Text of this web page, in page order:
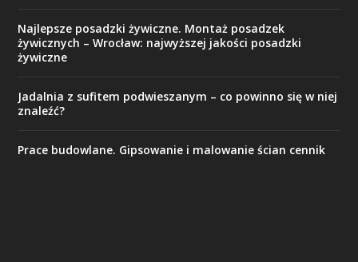
Najlepsze posadzki żywiczne. Montaż posadzek
żywicznych – Wrocław: najwyższej jakości posadzki
żywiczne
Jadalnia z sufitem podwieszanym – co powinno się w niej
znaleźć?
Prace budowlane. Gipsowanie i malowanie ścian cennik